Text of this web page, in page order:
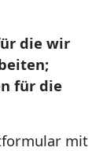
die wir
für die
mit